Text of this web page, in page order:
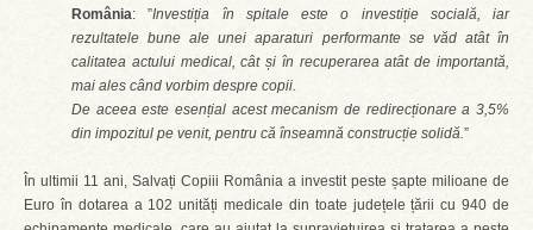
România: ”Investiția în spitale este o investiție socială, iar
rezultatele bune ale unei aparaturi performante se văd atât în
calitatea actului medical, cât și în recuperarea atât de importantă,
mai ales când vorbim despre copii.
De aceea este esențial acest mecanism de redirecționare a 3,5%
din impozitul pe venit, pentru că înseamnă construcție solidă.”
În ultimii 11 ani, Salvați Copiii România a investit peste șapte milioane de
Euro în dotarea a 102 unități medicale din toate județele țării cu 940 de